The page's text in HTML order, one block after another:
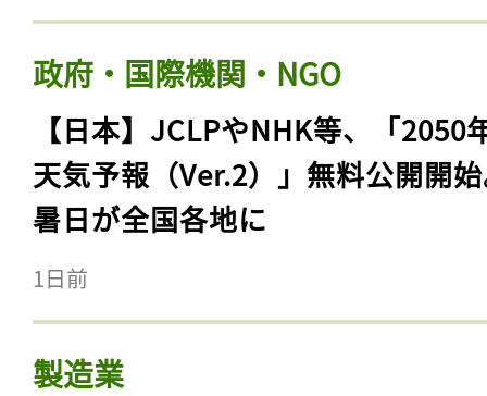
政府・国際機関・NGO
【日本】JCLPやNHK等、「2050
天気予報（Ver.2）」無料公開開
暑日が全国各地に
1日前
製造業